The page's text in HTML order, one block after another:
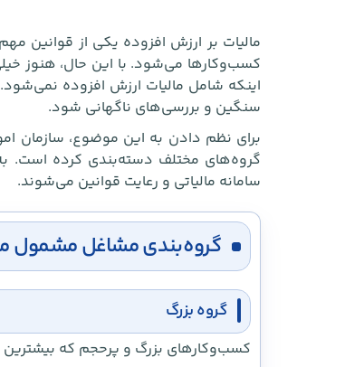
مالیات بر ارزش افزوده یکی از
کسب‌وکارها می‌شود. با این حال، هنوز
اینکه شامل مالیات ارزش افزوده
سنگین و بررسی‌های ناگهانی شود.
برای نظم دادن به این موضوع، سازمان
گروه‌های مختلف دسته‌بندی کرده است.
سامانه مالیاتی و رعایت قوانین می‌شوند.
گروه‌بندی مشاغل مشمول مالیات
گروه بزرگ
کسب‌وکارهای بزرگ و پرحجم که